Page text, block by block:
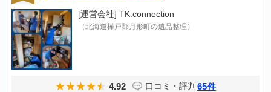
[運営会社] TK.connection
（北海道樺戸郡月形町の遺品整理）
4.92 口コミ・評判 65件